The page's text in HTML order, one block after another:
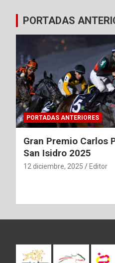
PORTADAS
PORTADAS ANTERIORES
Gran Premio Carlos
San Isidro 2025
12 diciembre, 2025 Editor